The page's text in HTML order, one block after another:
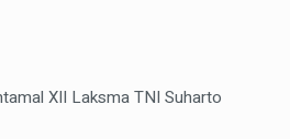
XII Laksma TNI Suharto